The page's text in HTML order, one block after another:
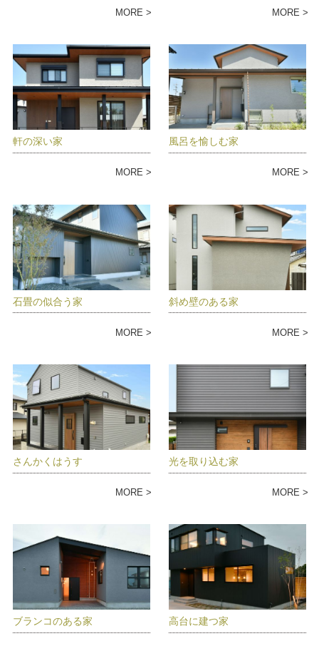
MORE MORE
軒の深い家
MORE
風呂を愉しむ家
MORE
石畳の似合う家
MORE
斜め壁のある家
MORE
さんかくはうす
MORE
光を取り込む家
MORE
ブランコのある家 高台に建つ家